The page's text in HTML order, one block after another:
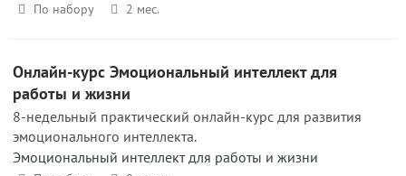
По набору 2 мес.
Онлайн-курс Эмоциональный интеллект для
работы и жизни
8-недельный практический онлайн-курс для развития
эмоционального интеллекта.
Эмоциональный интеллект для работы и жизни